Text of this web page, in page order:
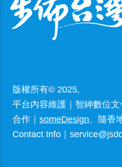
版權所有© 2025,
平台內容維護｜智紳數位
合作｜ someDesign、隨香
Contact Info｜